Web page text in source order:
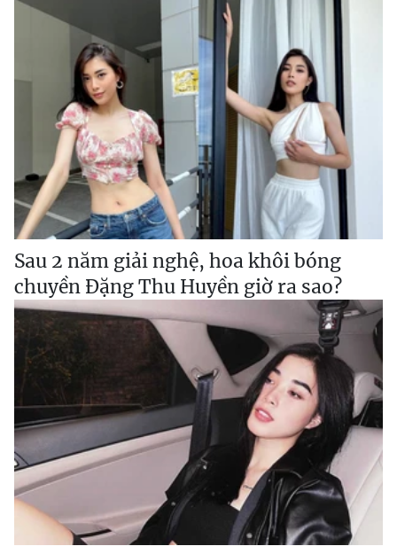
Sau 2 năm giải nghệ, hoa khôi bóng
chuyền Đặng Thu Huyền giờ ra sao?